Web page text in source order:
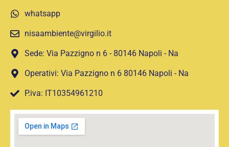
whatsapp
nisaambiente@virgilio.it
Sede: Via Pazzigno n 6 - 80146 Napoli - Na
Operativi: Via Pazzigno n 6 80146 Napoli - Na
P.iva: IT10354961210